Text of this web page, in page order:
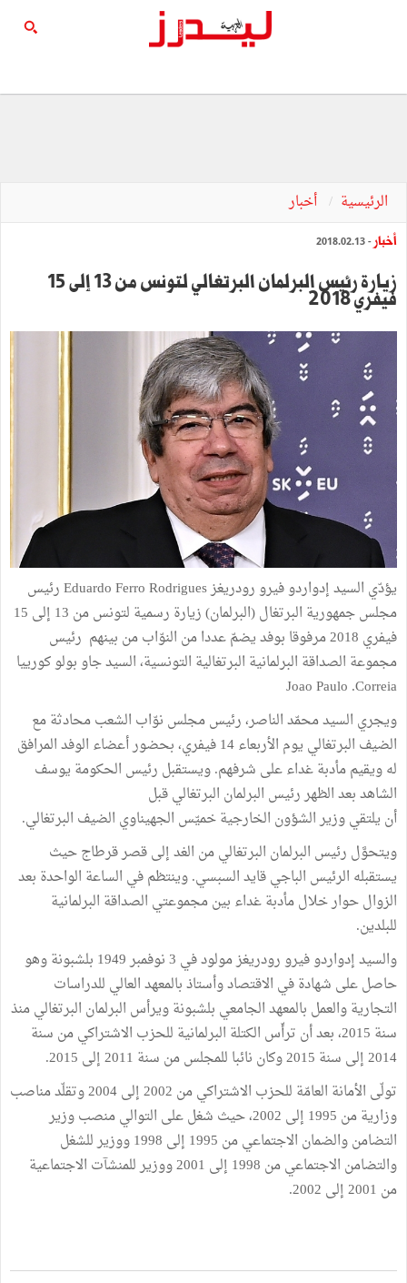
الرئيسية أخبار
أخبار - 2018.02.13
زيارة رئيس البرلمان البرتغالي لتونس من 13 إلى 15
فيفري 2018
يؤدّي السيد إدواردو فيرو رودريغز Eduardo Ferro Rodrigues رئيس
مجلس جمهورية البرتغال (البرلمان) زيارة رسمية لتونس من 13 إلى 15
فيفري 2018 مرفوقا بوفد يضمّ عددا من النوّاب من بينهم رئيس
مجموعة الصداقة البرلمانية البرتغالية التونسية، السيد جاو بولو كورييا
Joao Paulo .Correia
ويجري السيد محمّد الناصر، رئيس مجلس نوّاب الشعب محادثة مع
الضيف البرتغالي يوم الأربعاء 14 فيفري، بحضور أعضاء الوفد المرافق
له ويقيم مأدبة غداء على شرفهم. ويستقبل رئيس الحكومة يوسف
الشاهد بعد الظهر رئيس البرلمان البرتغالي قبل
أن يلتقي وزير الشؤون الخارجية خميّس الجهيناوي الضيف البرتغالي.
ويتحوَّل رئيس البرلمان البرتغالي من الغد إلى قصر قرطاج حيث
يستقبله الرئيس الباجي قايد السبسي. وينتظم في الساعة الواحدة بعد
الزوال حوار خلال مأدبة غداء بين مجموعتي الصداقة البرلمانية
للبلدين.
والسيد إدواردو فيرو رودريغز مولود في 3 نوفمبر 1949 بلشبونة وهو
حاصل على شهادة في الاقتصاد وأستاذ بالمعهد العالي للدراسات
التجارية والعمل بالمعهد الجامعي بلشبونة ويرأس البرلمان البرتغالي منذ
سنة 2015، بعد أن ترأّس الكتلة البرلمانية للحزب الاشتراكي من سنة
2014 إلى سنة 2015 وكان نائبا للمجلس من سنة 2011 إلى 2015.
تولّى الأمانة العامّة للحزب الاشتراكي من 2002 إلى 2004 وتقلّد مناصب
وزارية من 1995 إلى 2002، حيث شغل على التوالي منصب وزير
التضامن والضمان الاجتماعي من 1995 إلى 1998 ووزير للشغل
والتضامن الاجتماعي من 1998 إلى 2001 ووزير للمنشآت الاجتماعية
من 2001 إلى 2002.